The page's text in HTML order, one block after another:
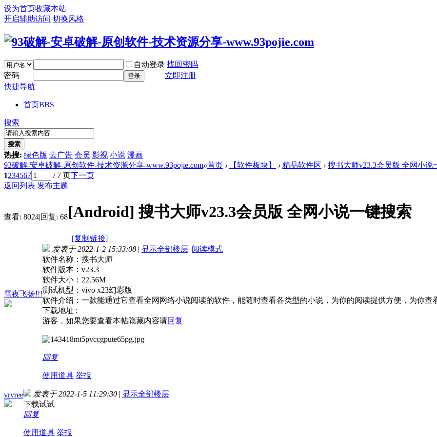
设为首页收藏本站
开启辅助访问 切换风格
自动登录 找回密码
密码
登录
立即注册
快捷导航
首页BBS
搜索
搜索
热搜: 绿色版 去广告 会员 影视 小说 漫画
93破解-安卓破解-原创软件-技术资源分享-www.93pojie.com»首页 › 【软件板块】 › 精品软件区 › 搜书大师v23.3会员版 全网小说
1234567 / 7 页下一页
返回列表 发布主题
查看: 8024|回复: 68[Android]搜书大师v23.3会员版 全网小说一键搜索
[复制链接]
雪夜飞扬!!!
发表于 2022-1-2 15:33:08 | 显示全部楼层 |阅读模式
软件名称：搜书大师
软件版本：v23.3
软件大小：22.56M
测试机型：vivo x23幻彩版
软件介绍：一款能通过它查看全网网络小说阅读的软件，能随时查看各类型的小说，为你的阅读提供方便，为你查
下载地址 :
游客，如果您要查看本帖隐藏内容请回复
回复
使用道具 举报
vrvree 发表于 2022-1-5 11:29:30 | 显示全部楼层
下载试试
回复
使用道具 举报